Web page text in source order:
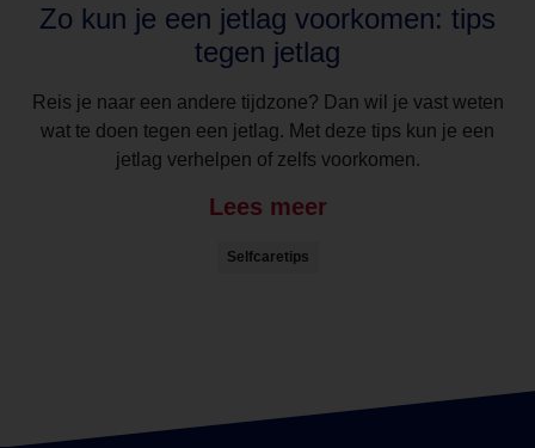
Zo kun je een jetlag voorkomen: tips
tegen jetlag
Reis je naar een andere tijdzone? Dan wil je vast weten
wat te doen tegen een jetlag. Met deze tips kun je een
jetlag verhelpen of zelfs voorkomen.
Lees meer
Selfcaretips